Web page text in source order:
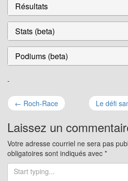
Résultats
Stats (beta)
Podiums (beta)
-
Navigation
pour
les
articles
← Roch-Race Le défi
Laissez un
Votre adresse courriel ne sera pas
obligatoires sont indiqués avec *